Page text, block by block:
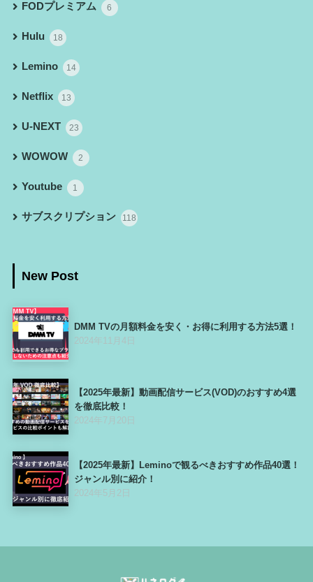
FODプレミアム 6
Hulu 18
Lemino 14
Netflix 13
U-NEXT 23
WOWOW 2
Youtube 1
サブスクリプション 118
New Post
DMM TVの月額料金を安く・お得に利用する方法5選！
2024年11月4日
【2025年最新】動画配信サービス(VOD)のおすすめ4選
を徹底比較！
2024年7月20日
【2025年最新】Leminoで観るべきおすすめ作品40選！
ジャンル別に紹介！
2024年5月2日